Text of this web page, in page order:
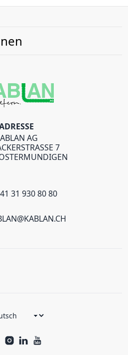
AG
7
31 930 80 80